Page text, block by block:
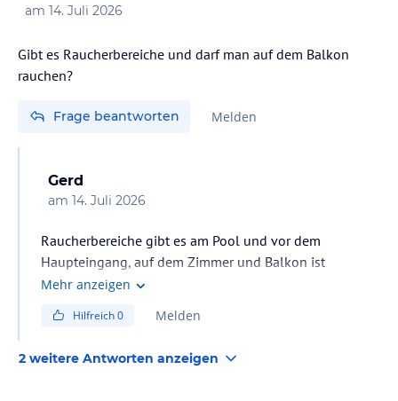
am 14. Juli 2026
Gibt es Raucherbereiche und darf man auf dem Balkon
rauchen?
Frage beantworten Melden
Gerd
am 14. Juli 2026
Raucherbereiche gibt es am Pool und vor dem
Haupteingang, auf dem Zimmer und Balkon ist
verboten. Gute Erholung.
Mehr anzeigen
Hilfreich0 Melden
2 weitere Antworten anzeigen